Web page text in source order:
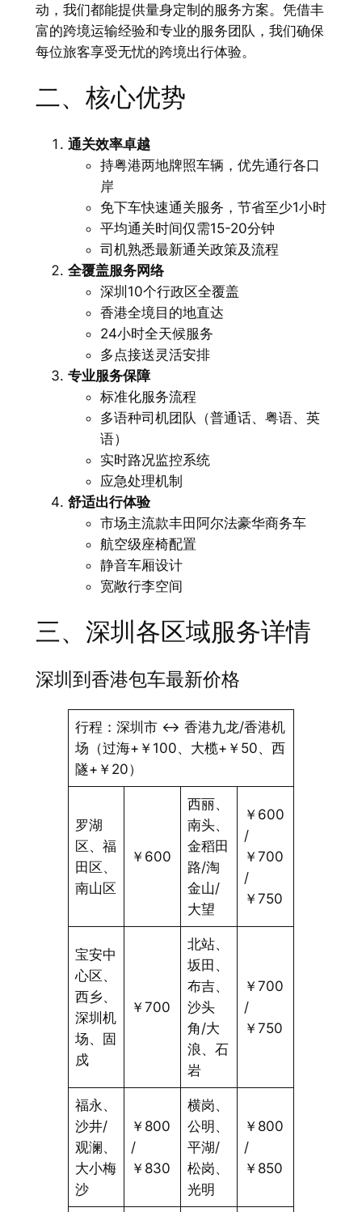
动，我们都能提供量身定制的服务方案。凭借丰
富的跨境运输经验和专业的服务团队，我们确保
每位旅客享受无忧的跨境出行体验。
二、核心优势
通关效率卓越
持粤港两地牌照车辆，优先通行各口
岸
免下车快速通关服务，节省至少1小时
平均通关时间仅需15-20分钟
司机熟悉最新通关政策及流程
全覆盖服务网络
深圳10个行政区全覆盖
香港全境目的地直达
24小时全天候服务
多点接送灵活安排
专业服务保障
标准化服务流程
多语种司机团队（普通话、粤语、英
语）
实时路况监控系统
应急处理机制
舒适出行体验
市场主流款丰田阿尔法豪华商务车
航空级座椅配置
静音车厢设计
宽敞行李空间
三、深圳各区域服务详情
深圳到香港包车最新价格
行程：深圳市 <-> 香港九龙/香港机
场（过海+￥100、大榄+￥50、西
隧+￥20）
罗湖
区、福
田区、
南山区
￥600
西丽、
南头、
金稻田
路/淘
金山/
大望
￥600
/
￥700
/
￥750
宝安中
心区、
西乡、
深圳机
场、固
戍
￥700
北站、
坂田、
布吉、
沙头
角/大
浪、石
岩
￥700
/
￥750
福永、
沙井/
观澜、
大小梅
沙
￥800
/
￥830
横岗、
公明、
平湖/
松岗、
光明
￥800
/
￥850